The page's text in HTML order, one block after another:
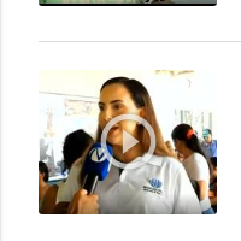
play_circle_outline